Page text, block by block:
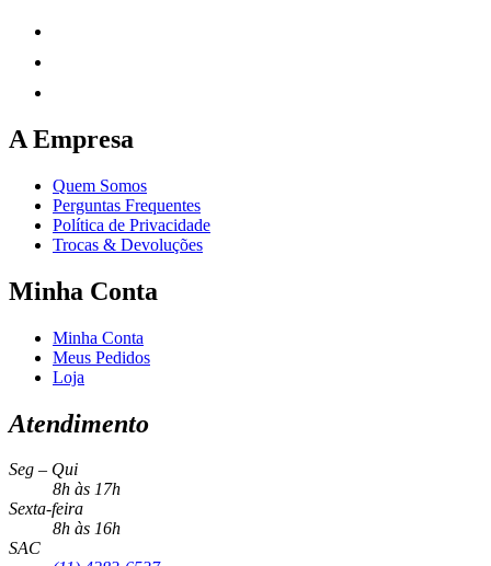
A Empresa
Quem Somos
Perguntas Frequentes
Política de Privacidade
Trocas & Devoluções
Minha Conta
Minha Conta
Meus Pedidos
Loja
Atendimento
Seg – Qui
8h às 17h
Sexta-feira
8h às 16h
SAC